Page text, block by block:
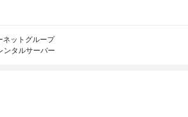
ネットグループ
ンタルサーバー